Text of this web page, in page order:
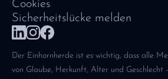
Der Einhornherde ist es wichtig, dass alle
von Glaube, Herkunft, Alter und Geschlecht
Cookies
Sicherheitslücke melden